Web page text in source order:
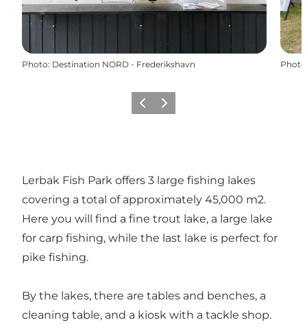
Photo: Destination NORD - Frederikshavn Photo
PrécédentSuivant
Lerbak Fish Park offers 3 large fishing lakes
covering a total of approximately 45,000 m2.
Here you will find a fine trout lake, a large lake
for carp fishing, while the last lake is perfect for
pike fishing.
By the lakes, there are tables and benches, a
cleaning table, and a kiosk with a tackle shop.